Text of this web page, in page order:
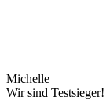
Michelle
Wir sind Testsieger!